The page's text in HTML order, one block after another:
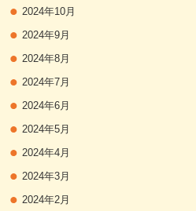
2024年10月
2024年9月
2024年8月
2024年7月
2024年6月
2024年5月
2024年4月
2024年3月
2024年2月